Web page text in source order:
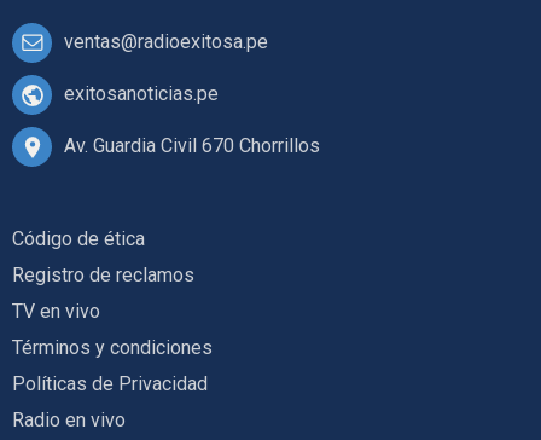
ventas@radioexitosa.pe
exitosanoticias.pe
Av. Guardia Civil 670 Chorrillos
Código de ética
Registro de reclamos
TV en vivo
Términos y condiciones
Políticas de Privacidad
Radio en vivo